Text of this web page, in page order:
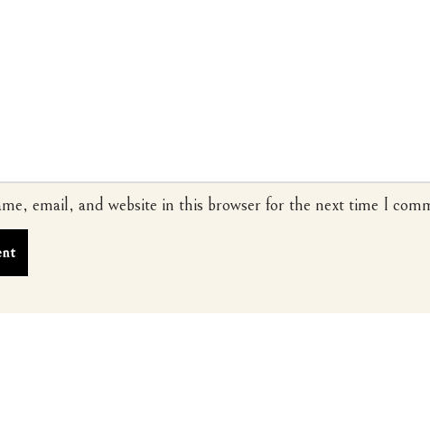
email, and website in this browser for the next time I